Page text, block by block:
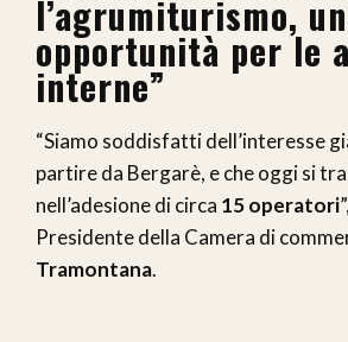
l’agrumiturismo,
opportunità per le
interne”
“Siamo soddisfatti dell’interesse
partire da Bergarè, e che oggi si
nell’adesione di circa 15 operatori
Presidente della Camera di
Tramontana.